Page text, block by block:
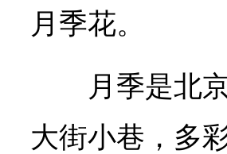
月季花。
月季是北
大街小巷，多